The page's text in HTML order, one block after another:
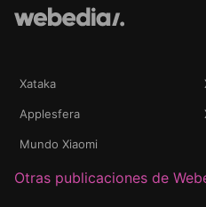
Xataka
Applesfera
Mundo Xiaomi
Otras publicaciones de